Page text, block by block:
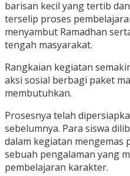
barisan kecil yang tertib
terselip proses
menyambut Ramadhan
tengah masyarakat.
Rangkaian kegiatan
aksi sosial berbagi paket
membutuhkan.
Prosesnya telah
sebelumnya. Para siswa
dalam kegiatan mengemas
sebuah pengalaman yang
pembelajaran karakter.